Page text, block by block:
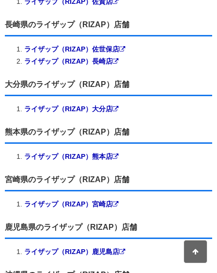
長崎県のライザップ（RIZAP）店舗
ライザップ（RIZAP）佐世保店
ライザップ（RIZAP）長崎店
大分県のライザップ（RIZAP）店舗
ライザップ（RIZAP）大分店
熊本県のライザップ（RIZAP）店舗
ライザップ（RIZAP）熊本店
宮崎県のライザップ（RIZAP）店舗
ライザップ（RIZAP）宮崎店
鹿児島県のライザップ（RIZAP）店舗
ライザップ（RIZAP）鹿児島店